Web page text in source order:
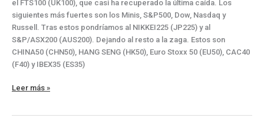
el FTS100 (UK100), que casi ha recuperado la última caída. Los
siguientes más fuertes son los Minis, S&P500, Dow, Nasdaq y
Russell. Tras estos pondríamos al NIKKEI225 (JP225) y al
S&P/ASX200 (AUS200). Dejando al resto a la zaga. Estos son
CHINA50 (CHN50), HANG SENG (HK50), Euro Stoxx 50 (EU50), CAC40
(F40) y IBEX35 (ES35)
Los
Leer más »